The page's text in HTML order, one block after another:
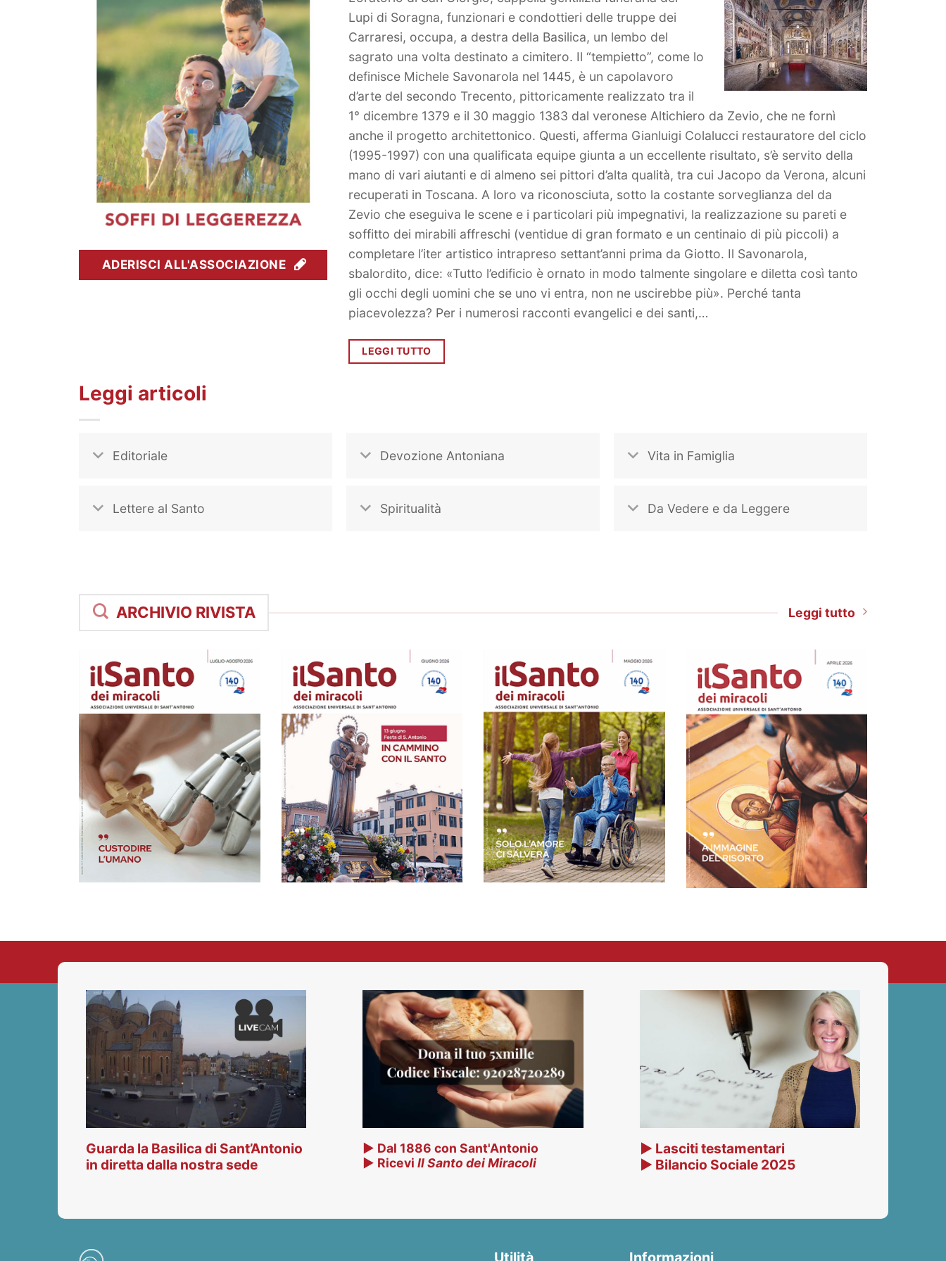
ADERISCI ALL'ASSOCIAZIONE
Lupi di Soragna, funzionari e condottieri delle truppe dei
Carraresi, occupa, a destra della Basilica, un lembo del
sagrato una volta destinato a cimitero. Il “tempietto”, come lo
definisce Michele Savonarola nel 1445, è un capolavoro
d’arte del secondo Trecento, pittoricamente realizzato tra il
1° dicembre 1379 e il 30 maggio 1383 dal veronese Altichiero da Zevio, che ne fornì
anche il progetto architettonico. Questi, afferma Gianluigi Colalucci restauratore del ciclo
(1995-1997) con una qualificata equipe giunta a un eccellente risultato, s’è servito della
mano di vari aiutanti e di almeno sei pittori d’alta qualità, tra cui Jacopo da Verona, alcuni
recuperati in Toscana. A loro va riconosciuta, sotto la costante sorveglianza del da
Zevio che eseguiva le scene e i particolari più impegnativi, la realizzazione su pareti e
soffitto dei mirabili affreschi (ventidue di gran formato e un centinaio di più piccoli) a
completare l’iter artistico intrapreso settant’anni prima da Giotto. Il Savonarola,
sbalordito, dice: «Tutto l’edificio è ornato in modo talmente singolare e diletta così tanto
gli occhi degli uomini che se uno vi entra, non ne uscirebbe più». Perché tanta
piacevolezza? Per i numerosi racconti evangelici e dei santi,…
LEGGI TUTTO
Leggi articoli
Editoriale
Lettere al Santo
Devozione Antoniana
Spiritualità
Vita in Famiglia
Da Vedere e da Leggere
ARCHIVIO RIVISTA Leggi tutto
Guarda la Basilica di Sant’Antonio
in diretta dalla nostra sede
▶ Dal 1886 con Sant'Antonio
▶ RiceviIl Santo dei Miracoli
▶ Lasciti testamentari
▶ Bilancio Sociale 2025
Utilità Informazioni